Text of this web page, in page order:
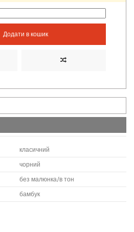
Додати в кошик
класичний
чорний
без малюнка/в тон
бамбук